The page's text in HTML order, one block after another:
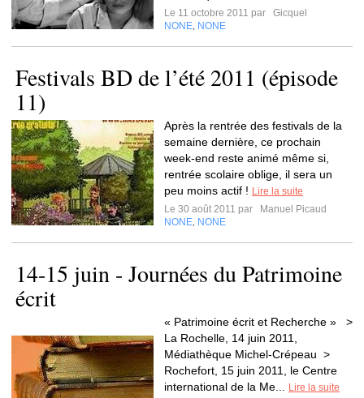
Le 11 octobre 2011 par
Gicquel
NONE NONE
Festivals BD de l’été 2011 (épisode
11)
Après la rentrée des festivals de la
semaine dernière, ce prochain
week-end reste animé même si,
rentrée scolaire oblige, il sera un
peu moins actif ! Lire la suite
Le 30 août 2011 par
Manuel Picaud
NONE NONE
14-15 juin - Journées du Patrimoine
écrit
« Patrimoine écrit et Recherche » >
La Rochelle, 14 juin 2011,
Médiathèque Michel-Crépeau >
Rochefort, 15 juin 2011, le Centre
international de la Me...
Lire la suite